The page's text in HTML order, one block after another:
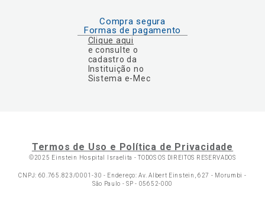
Compra segura
Formas de pagamento
Clique aqui
e consulte o
cadastro da
Instituição no
Sistema e-Mec
Termos de Uso e Política de Privacidade
©2025 Einstein Hospital Israelita -TODOS OS DIREITOS RESERVADOS
CNPJ: 60.765.823/0001-30 - Endereço: Av. Albert Einstein, 627 - Morumbi -
São Paulo - SP - 05652-000